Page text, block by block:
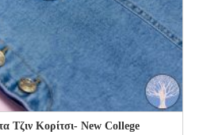
Τζιν Κορίτσι- New College